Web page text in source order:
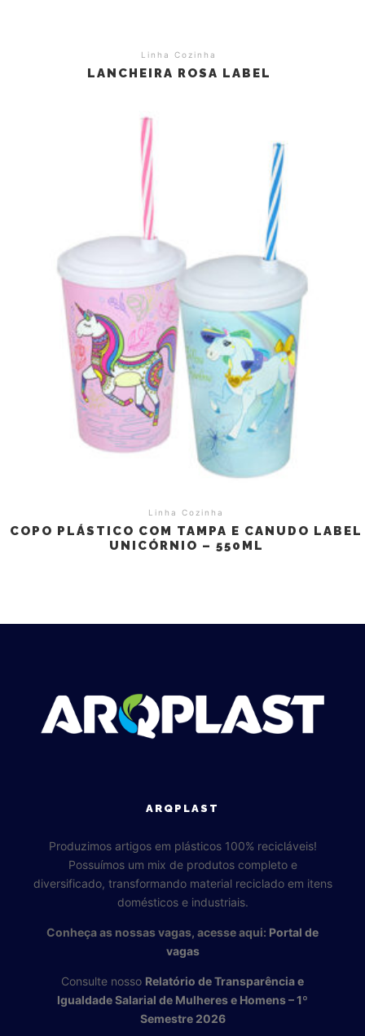
Linha Cozinha
LANCHEIRA ROSA LABEL
Linha Cozinha
COPO PLÁSTICO COM TAMPA E CANUDO LABEL
UNICÓRNIO – 550ML
ARQPLAST
Produzimos artigos em plásticos 100% recicláveis!
Possuímos um mix de produtos completo e
diversificado, transformando material reciclado em itens
domésticos e industriais.
Conheça as nossas vagas, acesse aqui: Portal de
vagas
Consulte nosso Relatório de Transparência e
Igualdade Salarial de Mulheres e Homens – 1º
Semestre 2026